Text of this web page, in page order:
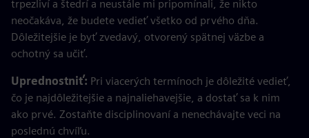
trpezliví a štedrí a neustále mi pripomínali, že nikto
neočakáva, že budete vedieť všetko od prvého dňa.
Dôležitejšie je byť zvedavý, otvorený spätnej väzbe a
ochotný sa učiť.
Uprednostniť: Pri viacerých termínoch je dôležité vedieť,
čo je najdôležitejšie a najnaliehavejšie, a dostať sa k nim
ako prvé. Zostaňte disciplinovaní a nenechávajte veci na
poslednú chvíľu.